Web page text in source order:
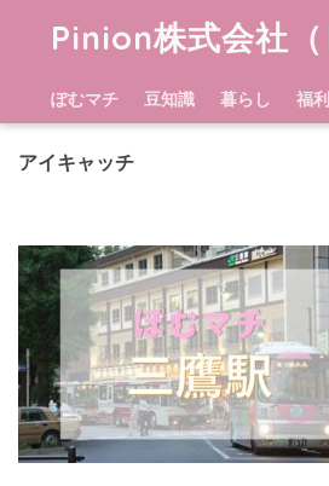
Pinion株式会社（
ぽむマチ 豆知識 暮らし 福
アイキャッチ